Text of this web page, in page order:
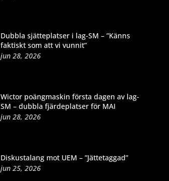
Dubbla sjätteplatser i lag-SM – ”Känns
faktiskt som att vi vunnit”
jun 28, 2026
Wictor poängmaskin första dagen av lag-
SM – dubbla fjärdeplatser för MAI
jun 28, 2026
Diskustalang mot UEM – ”Jättetaggad”
jun 25, 2026